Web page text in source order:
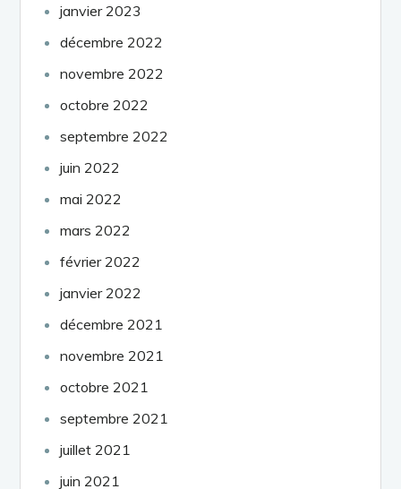
janvier 2023
décembre 2022
novembre 2022
octobre 2022
septembre 2022
juin 2022
mai 2022
mars 2022
février 2022
janvier 2022
décembre 2021
novembre 2021
octobre 2021
septembre 2021
juillet 2021
juin 2021